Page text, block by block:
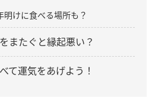
明けに食べる場所も？
またぐと縁起悪い？
て運気をあげよう！